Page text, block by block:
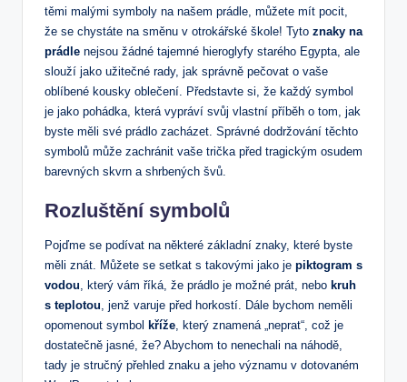
těmi malými symboly na našem prádle, můžete mít pocit,
že se chystáte na směnu v otrokářské škole! Tyto znaky na
prádle nejsou žádné tajemné hieroglyfy starého Egypta, ale
slouží jako užitečné rady, jak správně pečovat o vaše
oblíbené kousky oblečení. Představte si, že každý symbol
je jako pohádka, která vypráví svůj vlastní příběh o tom, jak
byste měli své prádlo zacházet. Správné dodržování těchto
symbolů může zachránit vaše trička před tragickým osudem
barevných skvrn a shrbených švů.
Rozluštění symbolů
Pojďme se podívat na některé základní znaky, které byste
měli znát. Můžete se setkat s takovými jako je piktogram s
vodou, který vám říká, že prádlo je možné prát, nebo kruh
s teplotou, jenž varuje před horkostí. Dále bychom neměli
opomenout symbol kříže, který znamená „neprat“, což je
dostatečně jasné, že? Abychom to nenechali na náhodě,
tady je stručný přehled znaku a jeho významu v dotovaném